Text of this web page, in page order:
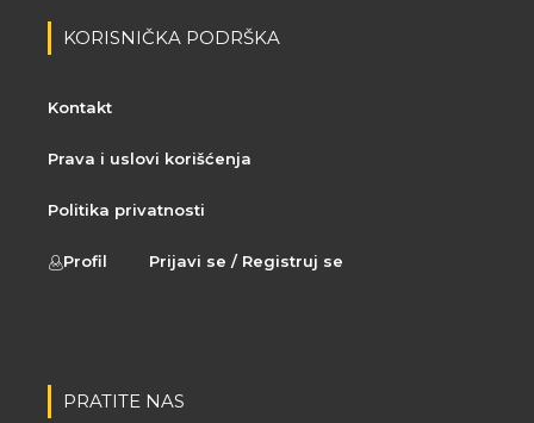
KORISNIČKA PODRŠKA
Kontakt
Prava i uslovi korišćenja
Politika privatnosti
Profil Prijavi se / Registruj se
PRATITE NAS